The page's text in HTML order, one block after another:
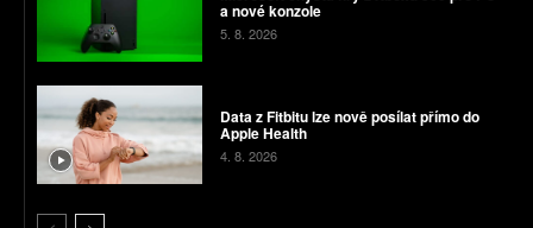
a nové konzole
5. 8. 2026
Data z Fitbitu lze nově posílat přímo do
Apple Health
4. 8. 2026